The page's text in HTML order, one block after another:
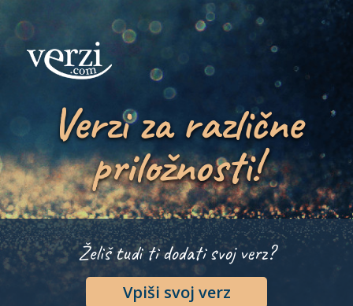
Verzi za različne
priložnosti!
Želiš tudi ti dodati svoj verz?
Vpiši svoj verz